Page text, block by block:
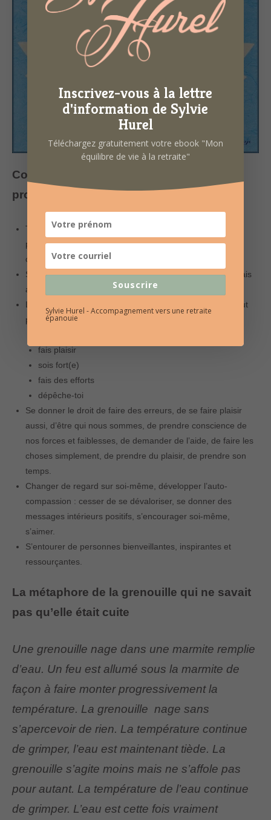
Comment prendre soin de soi en tant que
proche-aidant(e) ?
Travailler sur l’acceptation ce qui est, voir ce que nous
pouvons en faire, ce que nous pouvons en apprendre de
cette situation.
S’accepter soi-même : imparfait(e), vulnérable, fragile mais
aussi résilient(e) et persévérant(e).
Lâcher les 5 messages qui nous conditionnent depuis tout
petit(e):
fais plaisir
sois fort(e)
fais des efforts
dépêche-toi
Se donner le droit de faire des erreurs, de se faire plaisir
aussi, d’être qui nous sommes, de prendre conscience de
nos forces et faiblesses, de demander de l’aide, de faire les
choses simplement, de prendre du plaisir, de prendre son
temps.
Changer de regard sur soi-même, développer l’auto-
compassion : cesser de se dévaloriser, se donner des
messages intérieurs positifs, s’encourager soi-même,
s’aimer.
S’entourer de personnes bienveillantes, inspirantes et
ressourçantes.
La métaphore de la grenouille qui ne savait
pas qu’elle était cuite
Une grenouille nage dans une marmite remplie
d’eau. Un feu est allumé sous la marmite de
façon à faire monter progressivement la
température. La grenouille nage sans
s’apercevoir de rien. La température continue
de grimper, l’eau est maintenant tiède. La
grenouille s’agite moins mais ne s’affole pas
pour autant. La température de l’eau continue
de grimper. L’eau est cette fois vraiment
Inscrivez-vous à la lettre
d'information de Sylvie
Hurel
Téléchargez gratuitement votre ebook "Mon
équilibre de vie à la retraite"
Souscrire
Sylvie Hurel - Accompagnement vers une retraite
épanouie